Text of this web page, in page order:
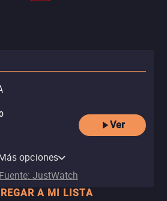
Ver
opciones
Fuente: JustWatch
A MI LISTA